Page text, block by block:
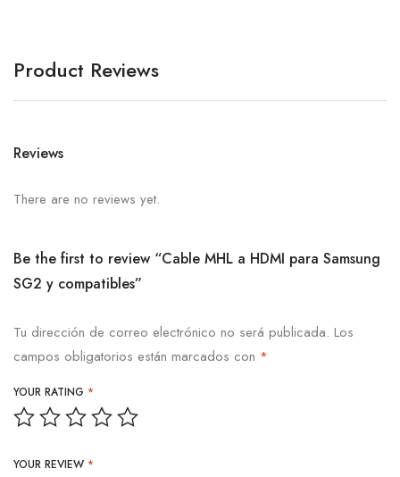
Product Reviews
Reviews
There are no reviews yet.
Be the first to review “Cable MHL a HDMI para Samsung
SG2 y compatibles”
Tu dirección de correo electrónico no será publicada. Los
campos obligatorios están marcados con *
YOUR RATING *
YOUR REVIEW *